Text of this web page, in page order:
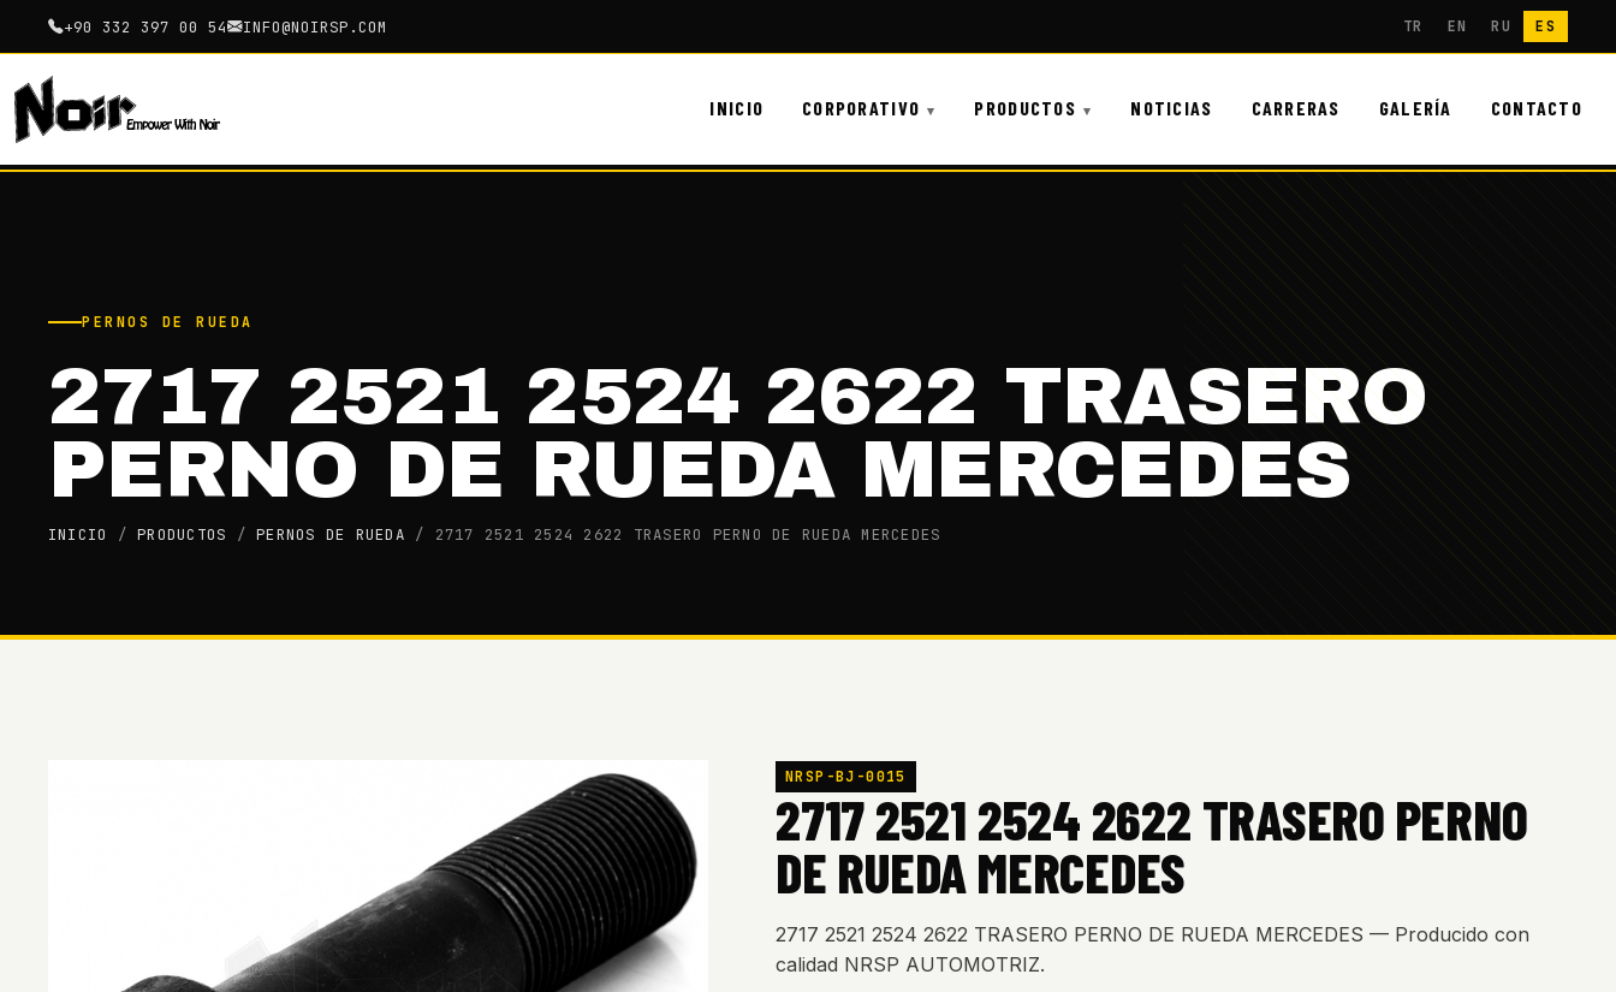
+90 332 397 00 54 INFO@NOIRSP.COM TR EN RU ES
INICIO CORPORATIVO PRODUCTOS NOTICIAS CARRERAS GALERÍA CONTACTO
PERNOS DE RUEDA
2717 2521 2524 2622 TRASERO
PERNO DE RUEDA MERCEDES
INICIO /PRODUCTOS /PERNOS DE RUEDA / 2717 2521 2524 2622 TRASERO PERNO DE RUEDA MERCEDES
NRSP-BJ-0015
2717 2521 2524 2622 TRASERO PERNO
DE RUEDA MERCEDES
2717 2521 2524 2622 TRASERO PERNO DE RUEDA MERCEDES — Producido con
calidad NRSP AUTOMOTRIZ.